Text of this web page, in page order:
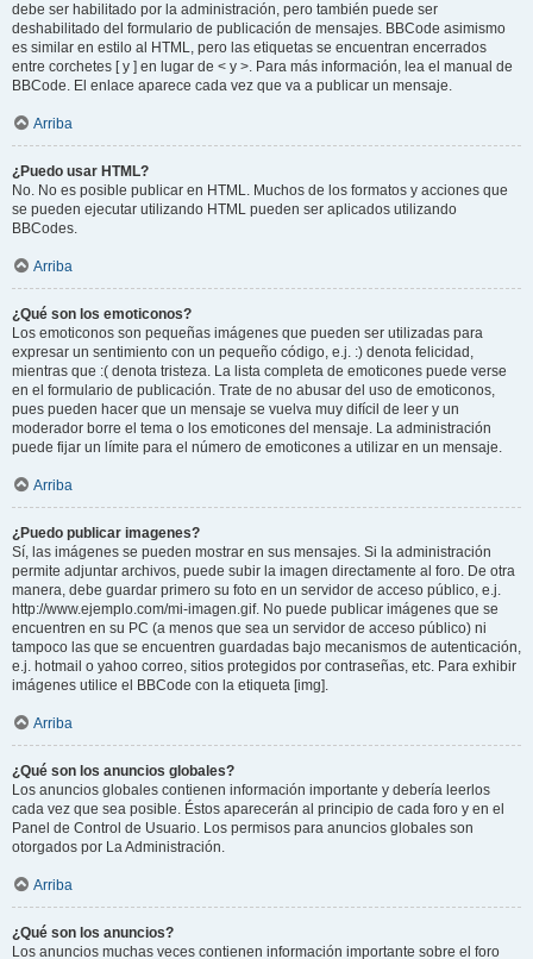
debe ser habilitado por la administración, pero también puede ser
deshabilitado del formulario de publicación de mensajes. BBCode asimismo
es similar en estilo al HTML, pero las etiquetas se encuentran encerrados
entre corchetes [ y ] en lugar de < y >. Para más información, lea el manual de
BBCode. El enlace aparece cada vez que va a publicar un mensaje.
Arriba
¿Puedo usar HTML?
No. No es posible publicar en HTML. Muchos de los formatos y acciones que
se pueden ejecutar utilizando HTML pueden ser aplicados utilizando
BBCodes.
Arriba
¿Qué son los emoticonos?
Los emoticonos son pequeñas imágenes que pueden ser utilizadas para
expresar un sentimiento con un pequeño código, e.j. :) denota felicidad,
mientras que :( denota tristeza. La lista completa de emoticones puede verse
en el formulario de publicación. Trate de no abusar del uso de emoticonos,
pues pueden hacer que un mensaje se vuelva muy difícil de leer y un
moderador borre el tema o los emoticones del mensaje. La administración
puede fijar un límite para el número de emoticones a utilizar en un mensaje.
Arriba
¿Puedo publicar imagenes?
Sí, las imágenes se pueden mostrar en sus mensajes. Si la administración
permite adjuntar archivos, puede subir la imagen directamente al foro. De otra
manera, debe guardar primero su foto en un servidor de acceso público, e.j.
http://www.ejemplo.com/mi-imagen.gif. No puede publicar imágenes que se
encuentren en su PC (a menos que sea un servidor de acceso público) ni
tampoco las que se encuentren guardadas bajo mecanismos de autenticación,
e.j. hotmail o yahoo correo, sitios protegidos por contraseñas, etc. Para exhibir
imágenes utilice el BBCode con la etiqueta [img].
Arriba
¿Qué son los anuncios globales?
Los anuncios globales contienen información importante y debería leerlos
cada vez que sea posible. Éstos aparecerán al principio de cada foro y en el
Panel de Control de Usuario. Los permisos para anuncios globales son
otorgados por La Administración.
Arriba
¿Qué son los anuncios?
Los anuncios muchas veces contienen información importante sobre el foro